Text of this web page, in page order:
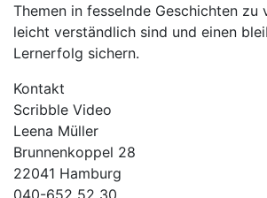
Themen in fesselnde Geschichten zu
leicht verständlich sind und einen
Lernerfolg sichern.
Kontakt
Scribble Video
Leena Müller
Brunnenkoppel 28
22041 Hamburg
040-652 52 30